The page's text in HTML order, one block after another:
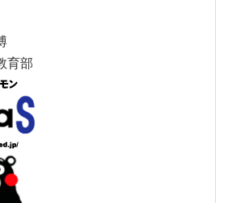
育部